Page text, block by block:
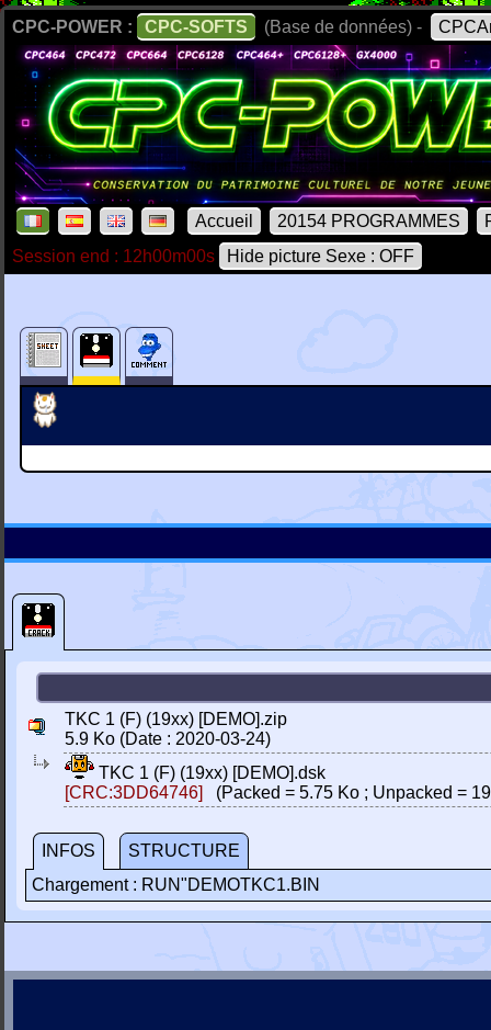
CPC-POWER : CPC-SOFTS (Base de données) -
Accueil 20154 PROGRAMMES
Session end : 12h00m00s
Hide picture Sexe : OFF
TKC 1 (F) (19xx) [DEMO].zip
5.9 Ko (Date : 2020-03-24)
TKC 1 (F) (19xx) [DEMO].dsk
[CRC:3DD64746]
(Packed = 5.75 Ko ; Unpacked =
INFOS
STRUCTURE
Chargement : RUN"DEMOTKC1.BIN